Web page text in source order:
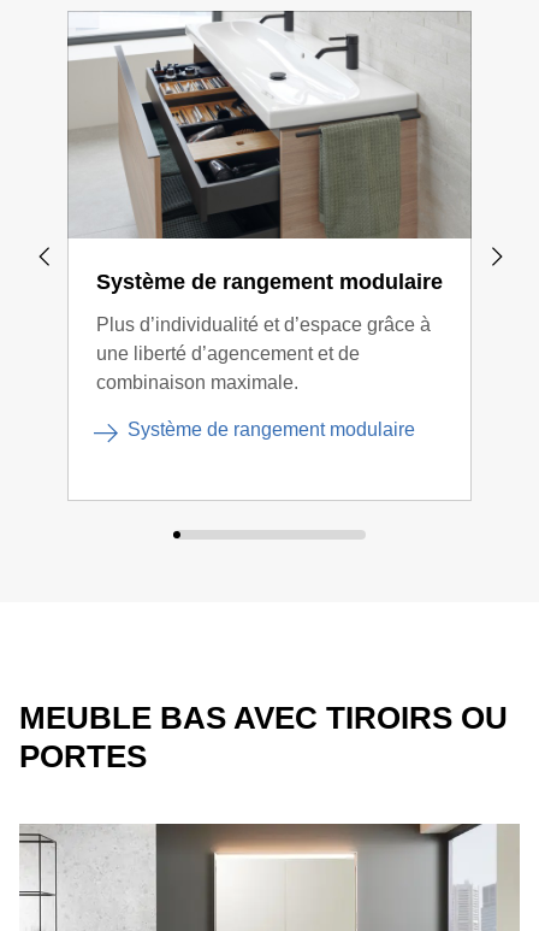
Système de rangement modulaire
Plus d’individualité et d’espace grâce à
une liberté d’agencement et de
combinaison maximale.
Système de rangement modulaire
MEUBLE BAS AVEC TIROIRS OU
PORTES